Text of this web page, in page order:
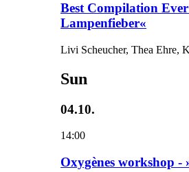
Best Compilation
Lampenfieber«
Livi Scheucher, Thea Ehre,
Sun
04.10.
14:00
Oxygènes workshop -